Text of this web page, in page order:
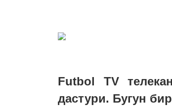
Futbol TV
дастури. Бугун